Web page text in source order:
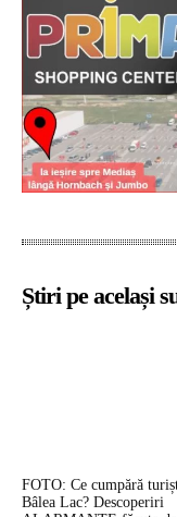
Știri pe același
FOTO: Ce cumpără
Bâlea Lac? Descoperiri